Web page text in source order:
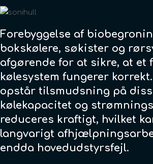
Forebyggelse af
bokskølere, søkister og
afgørende for at sikre, at et
kølesystem fungerer
opstår tilsmudsning på
kølekapacitet og
reduceres kraftigt, hvilket
langvarigt
endda hovedudstyrsfejl.